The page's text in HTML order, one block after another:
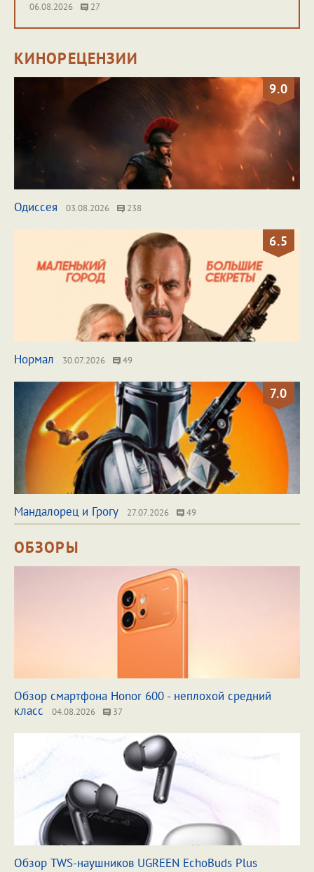
06.08.2026 27
КИНОРЕЦЕНЗИИ
9.0
Одиссея 03.08.2026 238
6.5
Нормал 30.07.2026 49
7.0
Мандалорец и Грогу 27.07.2026 49
ОБЗОРЫ
Обзор смартфона Honor 600 - неплохой средний
класс
04.08.2026 37
Обзор TWS-наушников UGREEN EchoBuds Plus